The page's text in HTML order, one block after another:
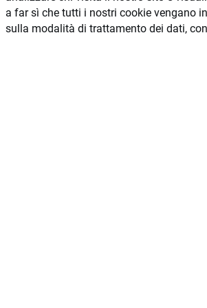
strategia
interessi
della
a far sì che tutti i nostri cookie vengano
sulla modalità di trattamento dei dati,